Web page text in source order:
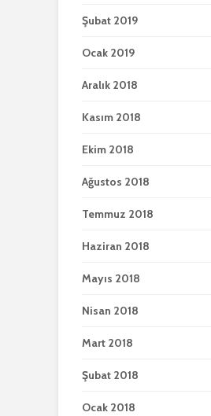
Şubat 2019
Ocak 2019
Aralık 2018
Kasım 2018
Ekim 2018
Ağustos 2018
Temmuz 2018
Haziran 2018
Mayıs 2018
Nisan 2018
Mart 2018
Şubat 2018
Ocak 2018